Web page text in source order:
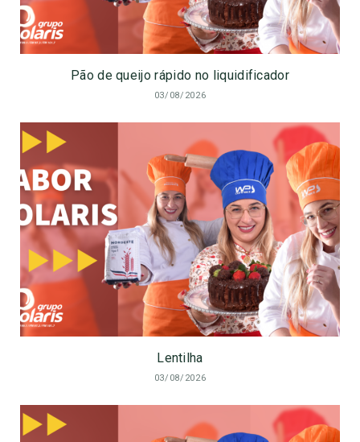
Pão de queijo rápido no liquidificador
03/08/2026
Lentilha
03/08/2026